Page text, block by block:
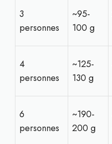
3
personnes
~95-
100 g
4
personnes
~125-
130 g
6
personnes
~190-
200 g